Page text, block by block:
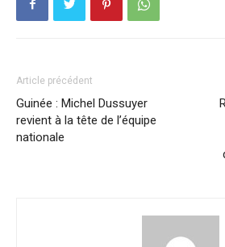
Article précédent
Guinée : Michel Dussuyer
revient à la tête de l’équipe
nationale